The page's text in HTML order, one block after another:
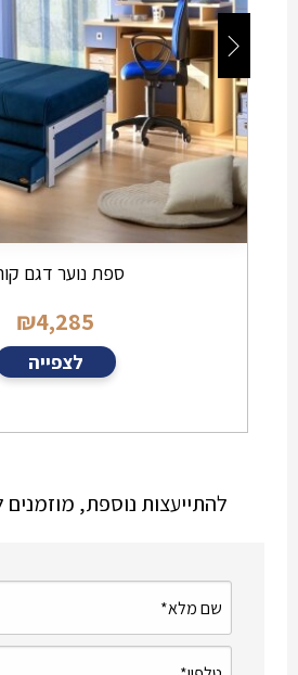
ספת נוער דגם
₪4,285
לצפייה
להתייעצות נוספת,